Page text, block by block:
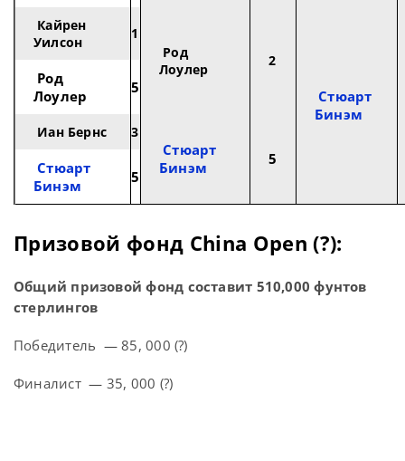
Кайрен
Уилсон
1
Род
Лоулер
2
Стюарт
Бинэм
Род
Лоулер
5
Иан Бернс 3
Стюарт
Бинэм
5
Стюарт
Бинэм
5
Призовой фонд China Open (?):
Общий призовой фонд составит 510,000 фунтов
стерлингов
Победитель — 85, 000 (?)
Финалист — 35, 000 (?)